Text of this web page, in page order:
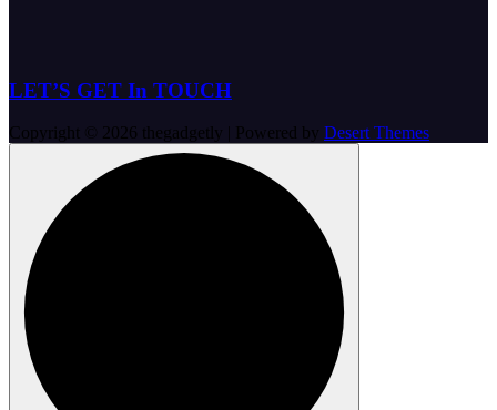
LET’S GET In TOUCH
Copyright © 2026 thegadgetly | Powered by Desert Themes